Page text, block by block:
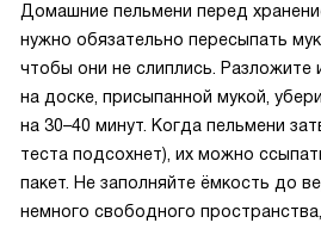
Домашние пельмени перед
нужно обязательно пересыпать
чтобы они не слиплись. Разложите
на доске, присыпанной мукой,
на 30–40 минут. Когда пельмени
теста подсохнет), их можно
пакет. Не заполняйте ёмкость до
немного свободного